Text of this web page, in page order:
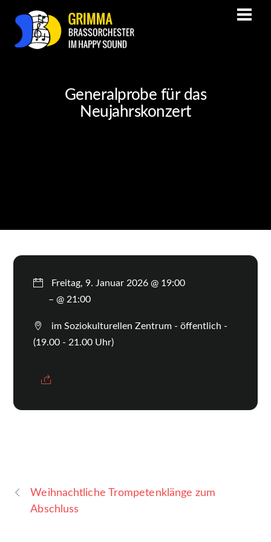
Generalprobe für das
Neujahrskonzert
Freitag, 9. Januar 2026 @ 19:00
– @ 21:00
im Soziokulturellen Zentrum - öffentlich -
(19.00 - 21.00 Uhr)
Weihnachtliche Trompetenklänge zum
Abschluss